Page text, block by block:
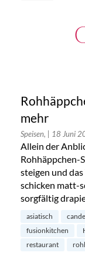
mehr
Speisen, | 18 Juni
Allein der
Rohhäppchen-
steigen und
schicken matt-
sorgfältig
asiatisch
fusionkitchen
restaurant